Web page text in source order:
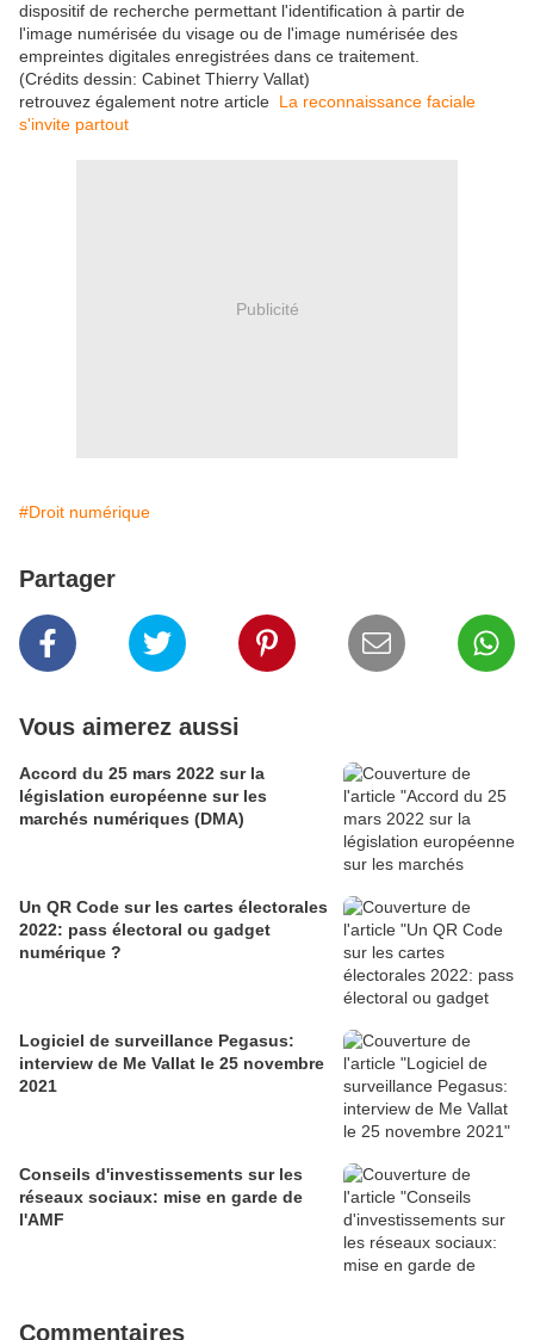
dispositif de recherche permettant l'identification à partir de
l'image numérisée du visage ou de l'image numérisée des
empreintes digitales enregistrées dans ce traitement.
(Crédits dessin: Cabinet Thierry Vallat)
retrouvez également notre article La reconnaissance faciale
s'invite partout
Publicité
#Droit numérique
Partager
Vous aimerez aussi
Accord du 25 mars 2022 sur la
législation européenne sur les
marchés numériques (DMA)
Un QR Code sur les cartes électorales
2022: pass électoral ou gadget
numérique ?
Logiciel de surveillance Pegasus:
interview de Me Vallat le 25 novembre
2021
Conseils d'investissements sur les
réseaux sociaux: mise en garde de
l'AMF
Commentaires